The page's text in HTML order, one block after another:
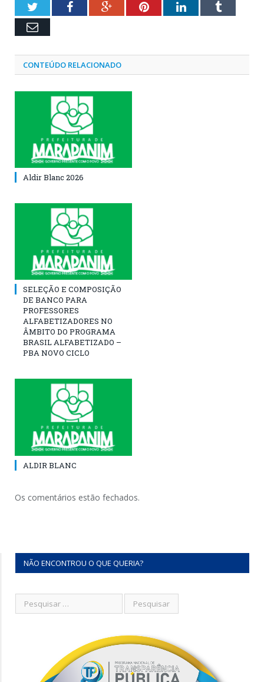
TwitterFacebookGoogle+PinterestLinkedInTumblr
Email
CONTEÚDO RELACIONADO
Aldir Blanc 2026
SELEÇÃO E COMPOSIÇÃO
DE BANCO PARA
PROFESSORES
ALFABETIZADORES NO
ÂMBITO DO PROGRAMA
BRASIL ALFABETIZADO –
PBA NOVO CICLO
ALDIR BLANC
Os comentários estão fechados.
NÃO ENCONTROU O QUE QUERIA?